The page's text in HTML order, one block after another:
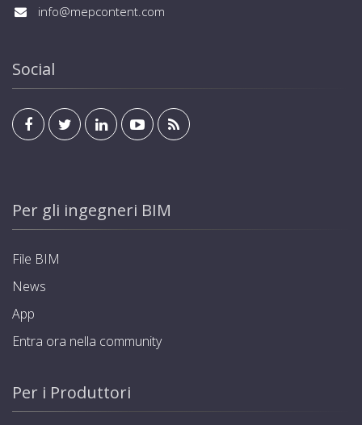
info@mepcontent.com
Social
Per gli ingegneri BIM
File BIM
News
App
Entra ora nella community
Per i Produttori